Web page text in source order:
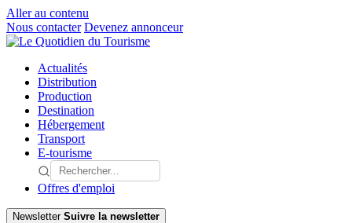
Aller au contenu
Nous contacter Devenez annonceur
Actualités
Distribution
Production
Destination
Hébergement
Transport
E-tourisme
Offres d'emploi
Newsletter Suivre la newsletter